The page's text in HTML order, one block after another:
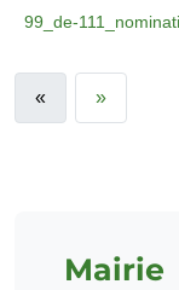
« »
Mairie